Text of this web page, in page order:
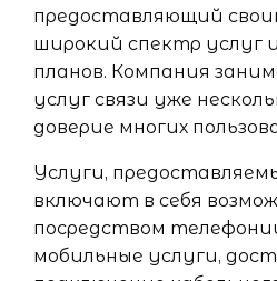
предоставляющий
широкий спектр услуг
планов. Компания
услуг связи уже
доверие многих
Услуги,
включают в себя
посредством
мобильные услуги,